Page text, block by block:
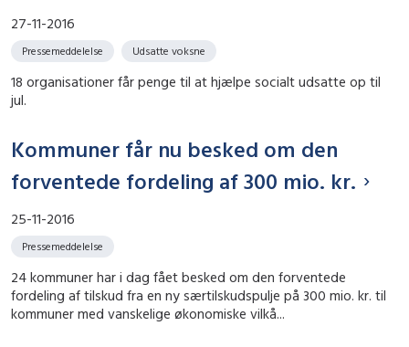
27-11-2016
Pressemeddelelse Udsatte voksne
18 organisationer får penge til at hjælpe socialt udsatte op til
jul.
Kommuner får nu besked om den
forventede fordeling af 300 mio. kr.
25-11-2016
Pressemeddelelse
24 kommuner har i dag fået besked om den forventede
fordeling af tilskud fra en ny særtilskudspulje på 300 mio. kr. til
kommuner med vanskelige økonomiske vilkå...